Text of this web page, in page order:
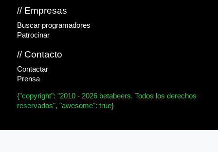
// Empresas
Buscar programadores
Patrocinar
// Contacto
Contactar
Prensa
{"copyright": "2010 - 2026 betabeers. Todos los derechos
reservados", "awesome": true}